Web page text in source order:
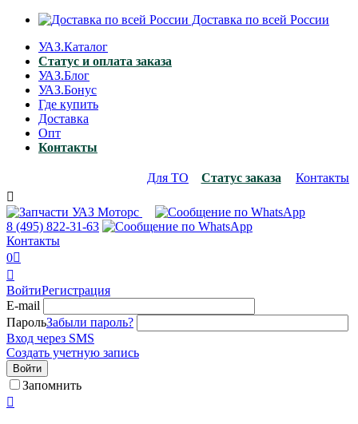
Доставка по всей России
УАЗ.Каталог
Статус и оплата заказа
УАЗ.Блог
УАЗ.Бонус
Где купить
Доставка
Опт
Контакты
Для ТО Статус заказа
Контакты

8 (495) 822-31-63
Контакты
0

ВойтиРегистрация
E-mail
ПарольЗабыли пароль?
Вход через SMS
Создать учетную запись
Войти
Запомнить
